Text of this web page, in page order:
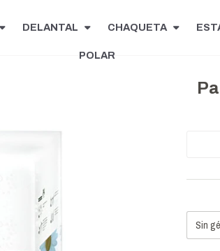
DELANTAL CHAQUETA
POLAR